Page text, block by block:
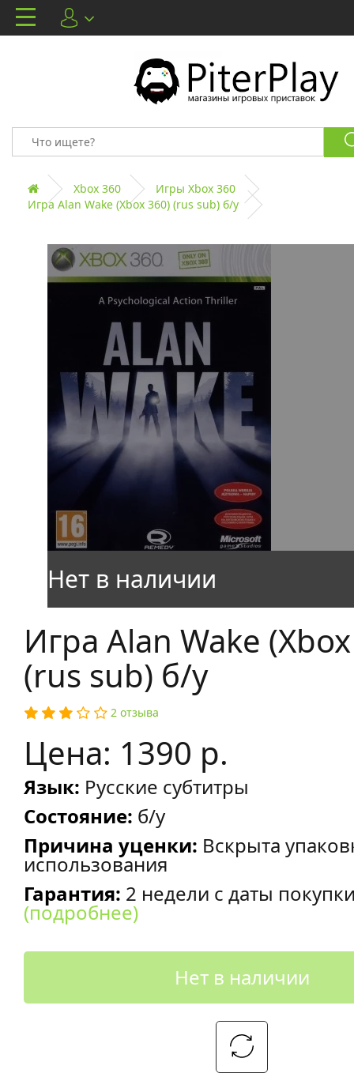
Xbox 360
Игры Xbox 360
Игра Alan Wake (Xbox 360) (rus sub) б/у
Игра Alan Wake
(rus sub) б/у
2 отзыва
Цена: 1390 р.
Язык: Русские субтитры
Состояние: б/у
Причина уценки: Вскрыта
использования
Гарантия: 2 недели с даты
(подробнее)
Нет в наличии